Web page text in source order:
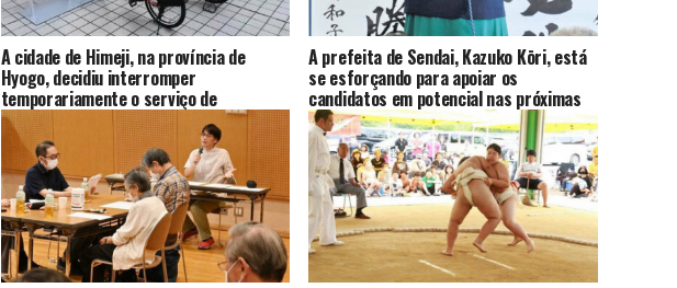
A cidade de Himeji, na província de
Hyogo, decidiu interromper
temporariamente o serviço de
compartilhamento de bicicletas
“Himechari”
A prefeita de Sendai, Kazuko Kōri, está
se esforçando para apoiar os
candidatos em potencial nas próximas
eleições para o conselho municipal de
Sendai